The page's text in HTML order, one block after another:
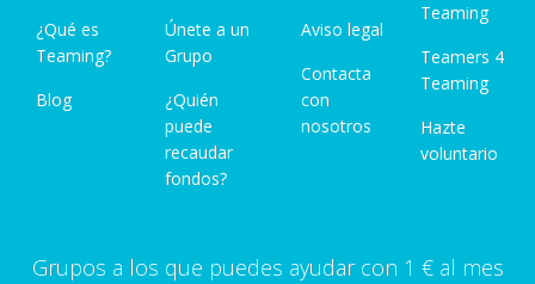
¿Qué es
Teaming?
Blog
Únete a un
Grupo
¿Quién
puede
recaudar
fondos?
Aviso legal
Contacta
con
nosotros
Teaming
Teamers 4
Teaming
Hazte
voluntario
Grupos a los que puedes ayudar con 1 € al mes